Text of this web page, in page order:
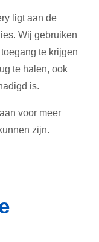
ligt aan de
Wij gebruiken
te krijgen
te halen, ook
is.
voor meer
zijn.